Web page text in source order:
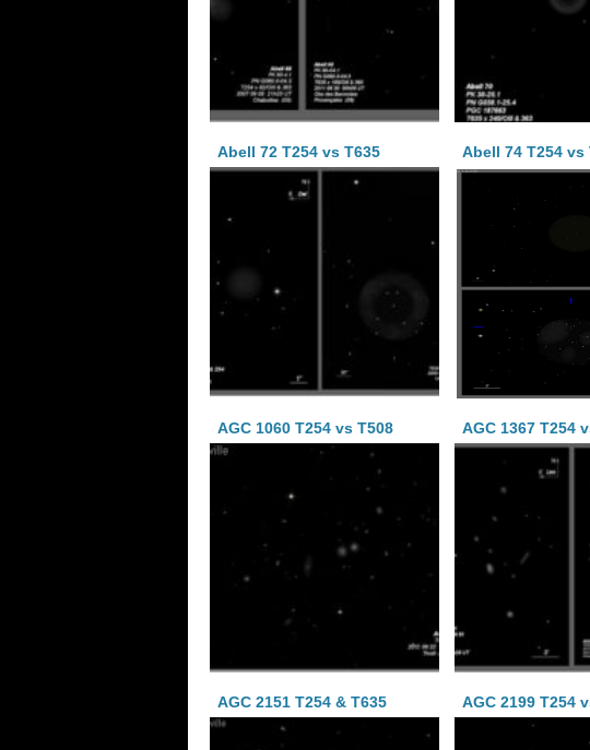
Abell 72 T254 vs T635 Abell 74 T254 vs
AGC 1060 T254 vs T508 AGC 1367 T254
AGC 2151 T254 & T635 AGC 2199 T254